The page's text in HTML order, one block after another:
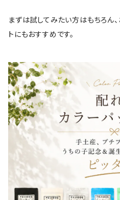
まずは試してみたい方はもちろん
トにもおすすめです。